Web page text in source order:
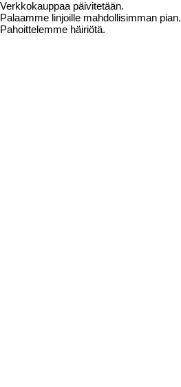
Verkkokauppaa päivitetään.
Palaamme linjoille mahdollisimman pian.
Pahoittelemme häiriötä.